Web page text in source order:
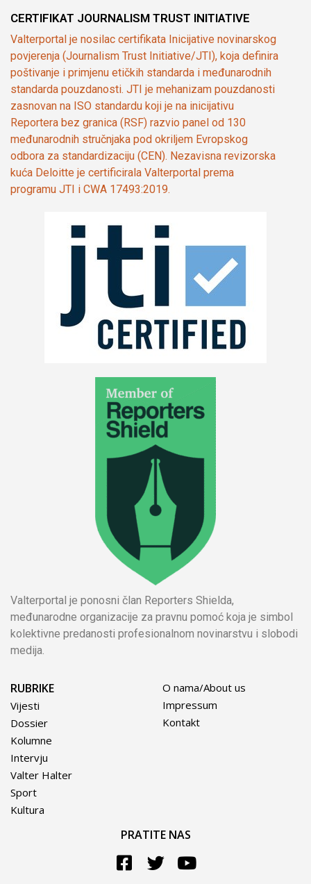
CERTIFIKAT JOURNALISM TRUST INITIATIVE
Valterportal je nosilac certifikata Inicijative novinarskog
povjerenja (Journalism Trust Initiative/JTI), koja definira
poštivanje i primjenu etičkih standarda i međunarodnih
standarda pouzdanosti. JTI je mehanizam pouzdanosti
zasnovan na ISO standardu koji je na inicijativu
Reportera bez granica (RSF) razvio panel od 130
međunarodnih stručnjaka pod okriljem Evropskog
odbora za standardizaciju (CEN). Nezavisna revizorska
kuća Deloitte je certificirala Valterportal prema
programu JTI i CWA 17493:2019.
Valterportal je ponosni član Reporters Shielda,
međunarodne organizacije za pravnu pomoć koja je simbol
kolektivne predanosti profesionalnom novinarstvu i slobodi
medija.
RUBRIKE
Vijesti
Dossier
Kolumne
Intervju
Valter Halter
Sport
Kultura
O nama/About us
Impressum
Kontakt
PRATITE NAS